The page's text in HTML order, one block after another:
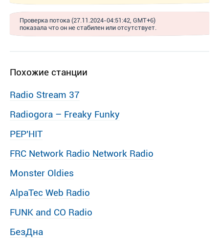
Проверка потока (27.11.2024-04:51:42, GMT+6)
показала что он не стабилен или отсутствует.
Похожие станции
Radio Stream 37
Radiogora – Freaky Funky
PEP′HIT
FRC Network Radio Network Radio
Monster Oldies
AlpaTec Web Radio
FUNK and CO Radio
БезДна